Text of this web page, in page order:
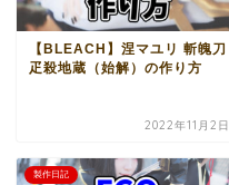
【BLEACH】涅マユリ 斬魄刀
疋殺地蔵（始解）の作り方
2022年11月2日
製作日記